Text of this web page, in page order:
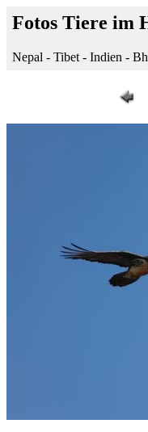
Fotos Tiere im
Nepal - Tibet - Indien -